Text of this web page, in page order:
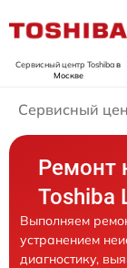
Сервисный центр Toshibaв
Москве
Сервисный
Ремонт
Toshiba
Выполняем
устранением
диагностику,